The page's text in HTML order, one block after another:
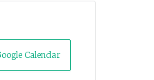
Calendar